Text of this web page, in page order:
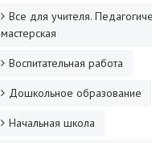
Все для учителя.
мастерская
Воспитательная работа
Дошкольное образование
Начальная школа